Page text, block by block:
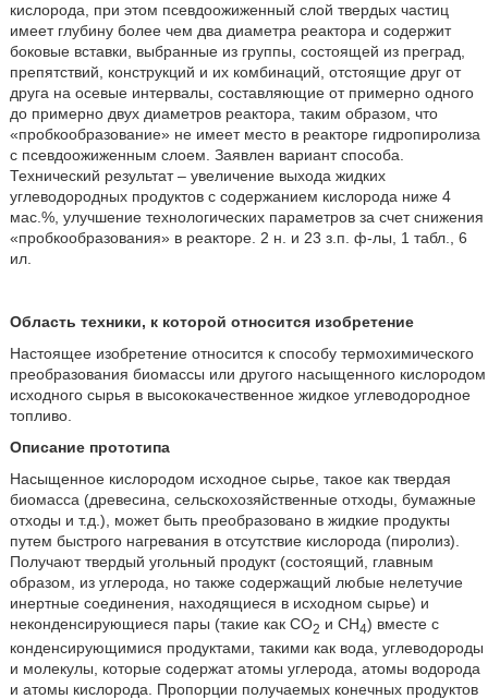
кислорода, при этом псевдоожиженный слой твердых частиц
имеет глубину более чем два диаметра реактора и содержит
боковые вставки, выбранные из группы, состоящей из преград,
препятствий, конструкций и их комбинаций, отстоящие друг от
друга на осевые интервалы, составляющие от примерно одного
до примерно двух диаметров реактора, таким образом, что
«пробкообразование» не имеет место в реакторе гидропиролиза
с псевдоожиженным слоем. Заявлен вариант способа.
Технический результат – увеличение выхода жидких
углеводородных продуктов с содержанием кислорода ниже 4
мас.%, улучшение технологических параметров за счет снижения
«пробкообразования» в реакторе. 2 н. и 23 з.п. ф-лы, 1 табл., 6
ил.
Область техники, к которой относится изобретение
Настоящее изобретение относится к способу термохимического
преобразования биомассы или другого насыщенного кислородом
исходного сырья в высококачественное жидкое углеводородное
топливо.
Описание прототипа
Насыщенное кислородом исходное сырье, такое как твердая
биомасса (древесина, сельскохозяйственные отходы, бумажные
отходы и т.д.), может быть преобразовано в жидкие продукты
путем быстрого нагревания в отсутствие кислорода (пиролиз).
Получают твердый угольный продукт (состоящий, главным
образом, из углерода, но также содержащий любые нелетучие
инертные соединения, находящиеся в исходном сырье) и
неконденсирующиеся пары (такие как CO2 и СН4) вместе с
конденсирующимися продуктами, такими как вода, углеводороды
и молекулы, которые содержат атомы углерода, атомы водорода
и атомы кислорода. Пропорции получаемых конечных продуктов